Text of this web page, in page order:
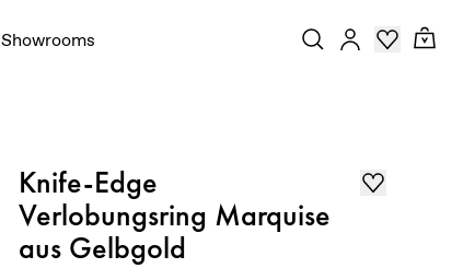
Showrooms
Knife-Edge
Verlobungsring Marquise
aus Gelbgold